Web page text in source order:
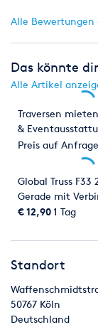
- Max. Scherlast:
- M10
- Sprengring und
- Belastung nach
- Bruchkraft:
- Aluminium 6061
- Geprüft nach
- DIN V 4113-3:
Showtec IEC
IEC Male zu IEC
3 x 1,5 mm
Isolierung 105 x
Blau/braun/gelb-
Alle Bewertungen
Das könnte
Alle Artikel
Traversen
&
Service aus Köln –
Preis auf Anfrage
Global Truss F33
Gerade mit
€ 12,901 Tag
Standort
50767 Köln
Deutschland